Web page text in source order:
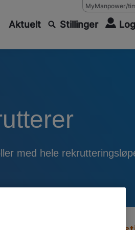
MyManpower/
Aktuelt Stillinger
med hele